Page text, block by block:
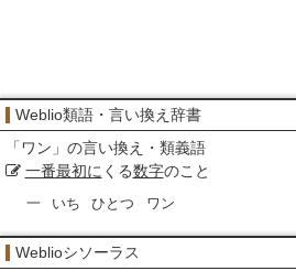
Weblio類語・言い換え辞書
「 ワン 」の言い換え・類義語
一番最初に くる数字のこと
一 いち ひとつ ワン
Weblioシソーラス